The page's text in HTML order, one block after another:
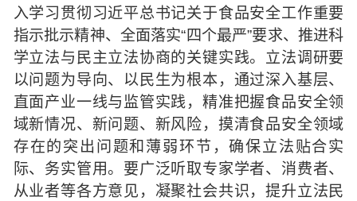
入学习贯彻习近平总书记关于食品安全工作重要
指示批示精神、全面落实“四个最严”要求、推进科
学立法与民主立法协商的关键实践。立法调研要
以问题为导向、以民生为根本，通过深入基层、
直面产业一线与监管实践，精准把握食品安全领
域新情况、新问题、新风险，摸清食品安全领域
存在的突出问题和薄弱环节，确保立法贴合实
际、务实管用。要广泛听取专家学者、消费者、
从业者等各方意见，凝聚社会共识，提升立法民